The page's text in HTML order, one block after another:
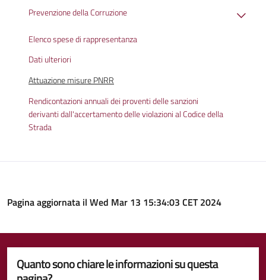
Prevenzione della Corruzione
Elenco spese di rappresentanza
Dati ulteriori
Attuazione misure PNRR
Rendicontazioni annuali dei proventi delle sanzioni
derivanti dall'accertamento delle violazioni al Codice della
Strada
Pagina aggiornata il Wed Mar 13 15:34:03 CET 2024
Quanto sono chiare le informazioni su questa